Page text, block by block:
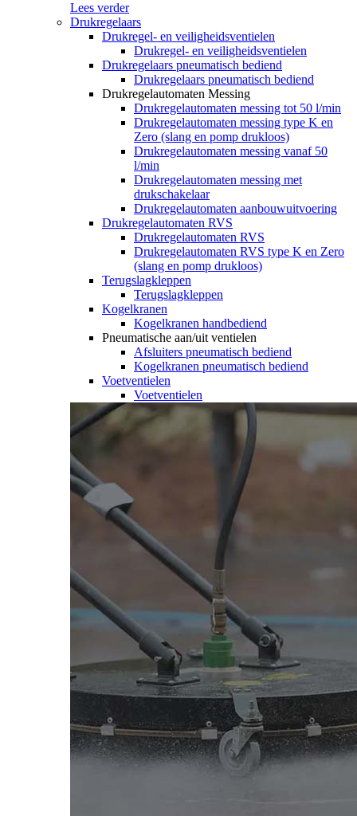
Lees verder
Drukregelaars
Drukregel- en veiligheidsventielen
Drukregel- en veiligheidsventielen
Drukregelaars pneumatisch bediend
Drukregelaars pneumatisch bediend
Drukregelautomaten Messing
Drukregelautomaten messing tot 50 l/min
Drukregelautomaten messing type K en
Zero (slang en pomp drukloos)
Drukregelautomaten messing vanaf 50
l/min
Drukregelautomaten messing met
drukschakelaar
Drukregelautomaten aanbouwuitvoering
Drukregelautomaten RVS
Drukregelautomaten RVS
Drukregelautomaten RVS type K en Zero
(slang en pomp drukloos)
Terugslagkleppen
Terugslagkleppen
Kogelkranen
Kogelkranen handbediend
Pneumatische aan/uit ventielen
Afsluiters pneumatisch bediend
Kogelkranen pneumatisch bediend
Voetventielen
Voetventielen